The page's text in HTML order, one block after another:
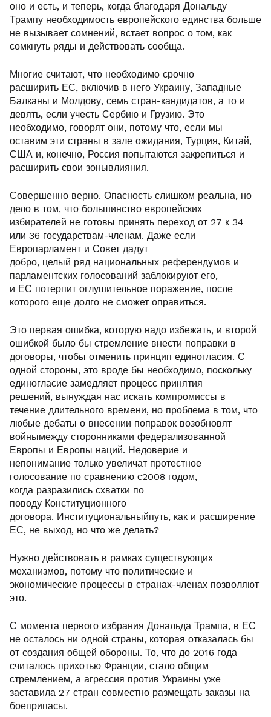
оно и есть, и теперь, когда благодаря Дональду
Трампу необходимость европейского единства больше
не вызывает сомнений, встает вопрос о том, как
сомкнуть ряды и действовать сообща.
Многие считают, что необходимо срочно
расширить ЕС, включив в него Украину, Западные
Балканы и Молдову, семь стран-кандидатов, а то и
девять, если учесть Сербию и Грузию. Это
необходимо, говорят они, потому что, если мы
оставим эти страны в зале ожидания, Турция, Китай,
США и, конечно, Россия попытаются закрепиться и
расширить свои зонывлияния.
Совершенно верно. Опасность слишком реальна, но
дело в том, что большинство европейских
избирателей не готовы принять переход от 27 к 34
или 36 государствам-членам. Даже если
Европарламент и Совет дадут
добро, целый ряд национальных референдумов и
парламентских голосований заблокируют его,
и ЕС потерпит оглушительное поражение, после
которого еще долго не сможет оправиться.
Это первая ошибка, которую надо избежать, и второй
ошибкой было бы стремление внести поправки в
договоры, чтобы отменить принцип единогласия. С
одной стороны, это вроде бы необходимо, поскольку
единогласие замедляет процесс принятия
решений, вынуждая нас искать компромиссы в
течение длительного времени, но проблема в том, что
любые дебаты о внесении поправок возобновят
войнымежду сторонниками федерализованной
Европы и Европы наций. Недоверие и
непонимание только увеличат протестное
голосование по сравнению с2008 годом,
когда разразились схватки по
поводу Конституционного
договора. Институциональныйпуть, как и расширение
ЕС, не выход, но что же делать?
Нужно действовать в рамках существующих
механизмов, потому что политические и
экономические процессы в странах-членах позволяют
это.
С момента первого избрания Дональда Трампа, в ЕС
не осталось ни одной страны, которая отказалась бы
от создания общей обороны. То, что до 2016 года
считалось прихотью Франции, стало общим
стремлением, а агрессия против Украины уже
заставила 27 стран совместно размещать заказы на
боеприпасы.